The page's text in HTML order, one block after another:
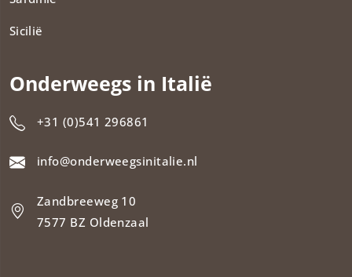
Sicilië
Onderweegs in Italië
+31 (0)541 296861
info@onderweegsinitalie.nl
Zandbreeweg 10
7577 BZ Oldenzaal